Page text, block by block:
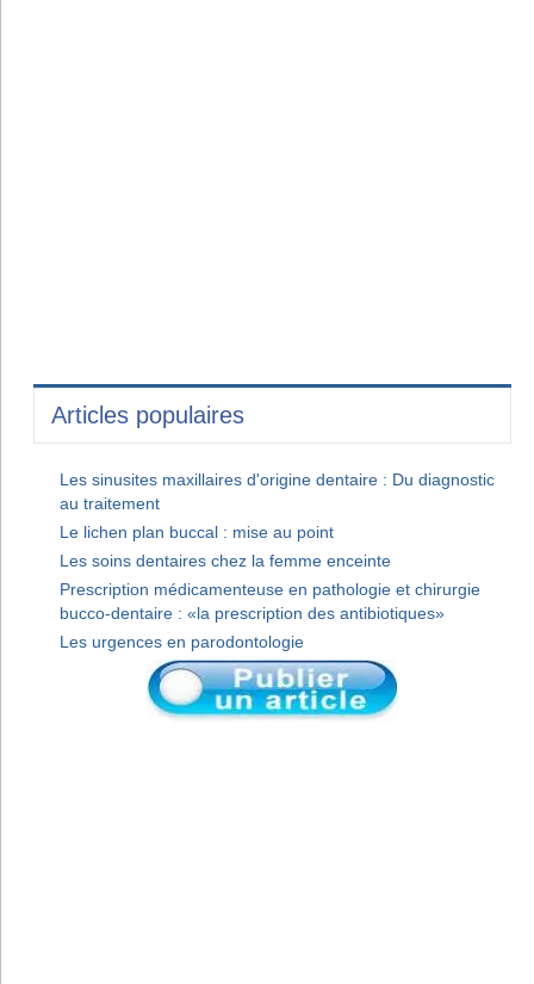
Articles populaires
Les sinusites maxillaires d'origine dentaire : Du diagnostic
au traitement
Le lichen plan buccal : mise au point
Les soins dentaires chez la femme enceinte
Prescription médicamenteuse en pathologie et chirurgie
bucco-dentaire : «la prescription des antibiotiques»
Les urgences en parodontologie